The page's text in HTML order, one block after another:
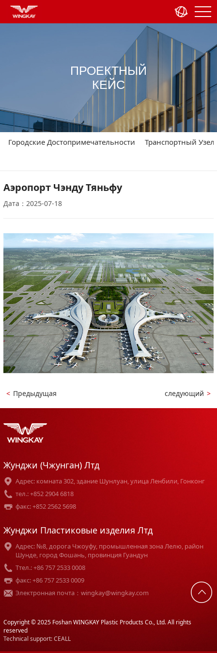
ПРОЕКТНЫЙ
КЕЙС
Городские Достопримечательности Транспортный Узел
Аэропорт Чэнду Тяньфу
Дата：2025-07-18
< Предыдущая следующий >
Жунджи (Чжунган) Лтд
Адрес: комната 302, здание Шунлуан, улица Ленбили, Гонконг
тел.: +852 2904 6818
факс: +852 2562 5698
Жунджи Пластиковые изделия Лтд
Адрес: №8, дорога Чжоуфу, промышленная зона Лелю, район
Шунде, город Фошань, провинция Гуандун
Tтел.: +86 757 2533 0008
факс: +86 757 2533 0009
Электронная почта：wingkay@wingkay.com
Copyright © 2025 Foshan WINGKAY Plastic Products Co., Ltd. All rights
reserved
Technical support: CEALL